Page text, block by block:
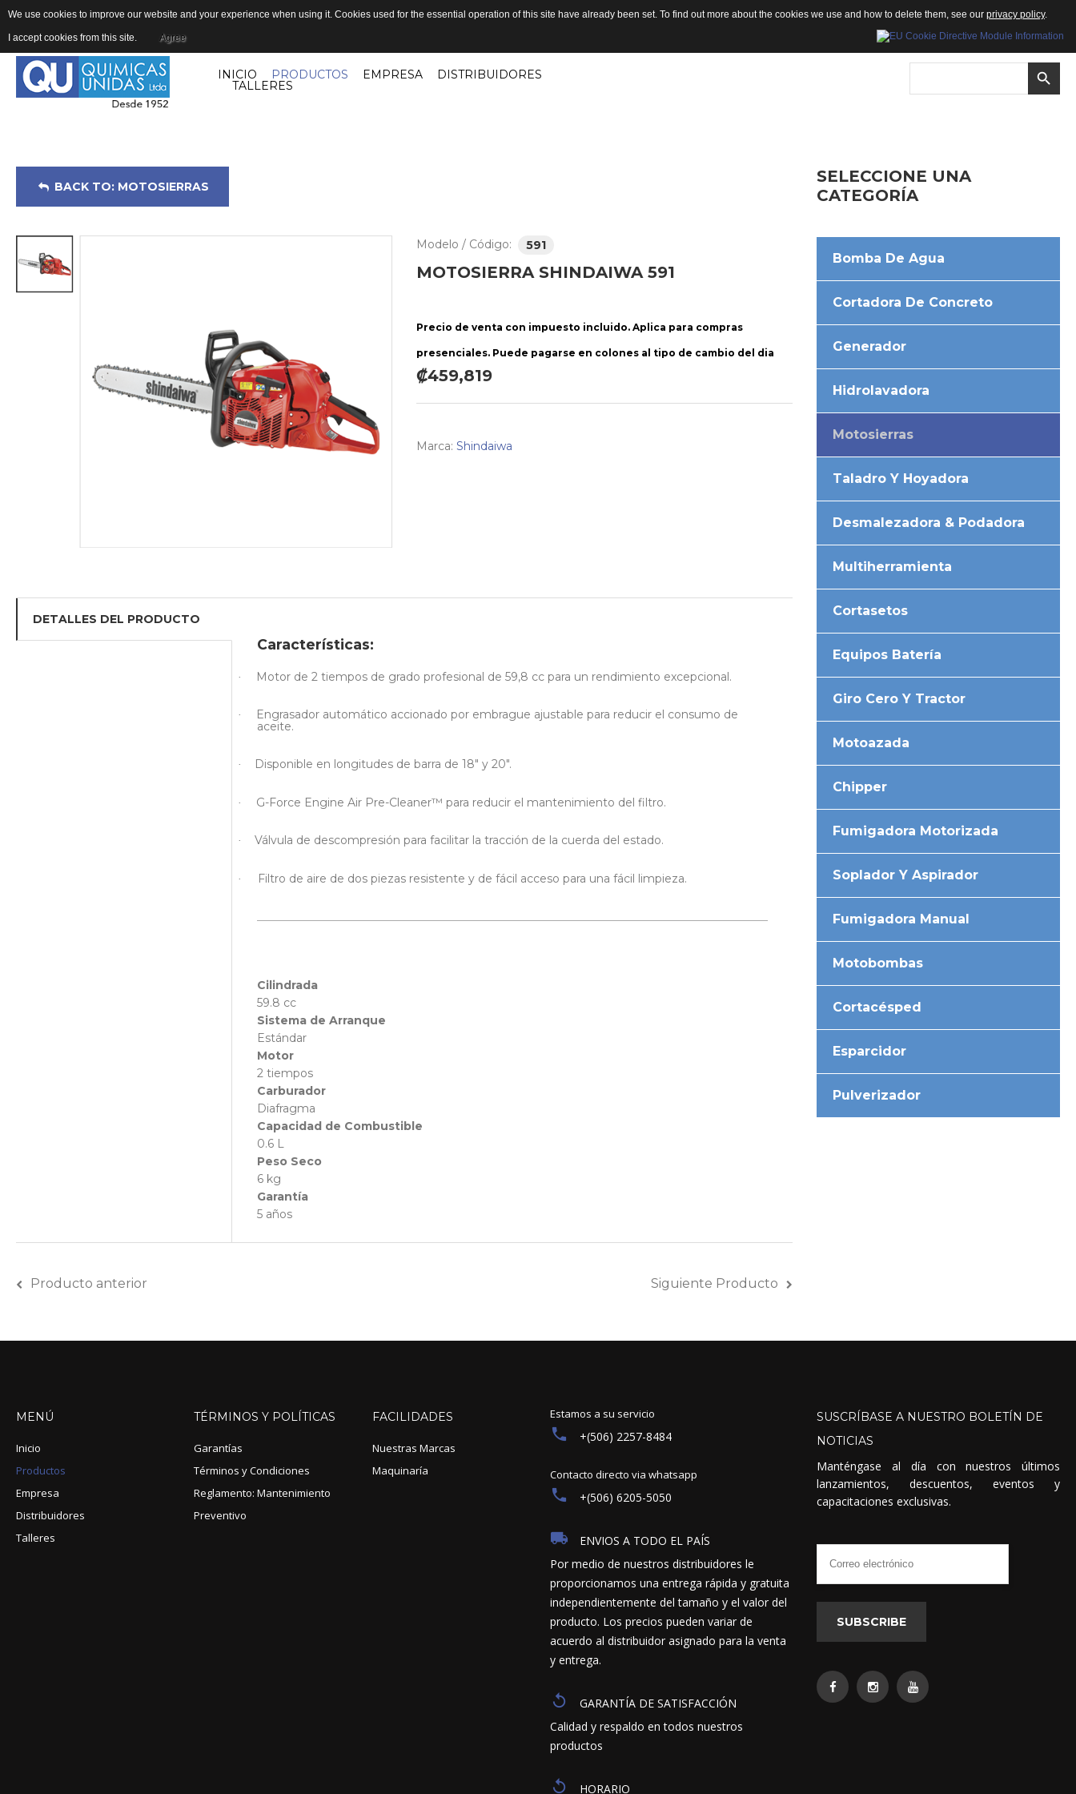
INICIO PRODUCTOS EMPRESA DISTRIBUIDORES
TALLERES
BACK TO: MOTOSIERRAS
Modelo / Código: 591
MOTOSIERRA SHINDAIWA 591
Precio de venta con impuesto incluido. Aplica para compras
presenciales. Puede pagarse en colones al tipo de cambio del dia
₡459,819
Marca: Shindaiwa
DETALLES DEL PRODUCTO
Características:
· Motor de 2 tiempos de grado profesional de 59,8 cc para un rendimiento excepcional.
·
Engrasador automático accionado por embrague ajustable para reducir el consumo de
aceite.
· Disponible en longitudes de barra de 18" y 20".
· G-Force Engine Air Pre-Cleaner™ para reducir el mantenimiento del filtro.
· Válvula de descompresión para facilitar la tracción de la cuerda del estado.
· Filtro de aire de dos piezas resistente y de fácil acceso para una fácil limpieza.
Cilindrada
59.8 cc
Sistema de Arranque
Estándar
Motor
2 tiempos
Carburador
Diafragma
Capacidad de Combustible
0.6 L
Peso Seco
6 kg
Garantía
5 años
Producto anterior Siguiente Producto
SELECCIONE UNA
CATEGORÍA
Bomba De Agua
Cortadora De Concreto
Generador
Hidrolavadora
Motosierras
Taladro Y Hoyadora
Desmalezadora & Podadora
Multiherramienta
Cortasetos
Equipos Batería
Giro Cero Y Tractor
Motoazada
Chipper
Fumigadora Motorizada
Soplador Y Aspirador
Fumigadora Manual
Motobombas
Cortacésped
Esparcidor
Pulverizador
MENÚ
Inicio
Productos
Empresa
Distribuidores
Talleres
TÉRMINOS Y POLÍTICAS
Garantías
Términos y Condiciones
Reglamento: Mantenimiento
Preventivo
FACILIDADES
Nuestras Marcas
Maquinaría
Estamos a su servicio
+(506) 2257-8484
Contacto directo via whatsapp
+(506) 6205-5050
ENVIOS A TODO EL PAÍS
Por medio de nuestros distribuidores le
proporcionamos una entrega rápida y gratuita
independientemente del tamaño y el valor del
producto. Los precios pueden variar de
acuerdo al distribuidor asignado para la venta
y entrega.
GARANTÍA DE SATISFACCIÓN
Calidad y respaldo en todos nuestros
productos
HORARIO
SUSCRÍBASE A NUESTRO BOLETÍN DE
NOTICIAS
Manténgase al día con nuestros últimos
lanzamientos, descuentos, eventos y
capacitaciones exclusivas.
SUBSCRIBE
We use cookies to improve our website and your experience when using it. Cookies used for the essential operation of this site have already been set. To find out more about the cookies we use and how to delete them, see our privacy policy.
I accept cookies from this site. Agree